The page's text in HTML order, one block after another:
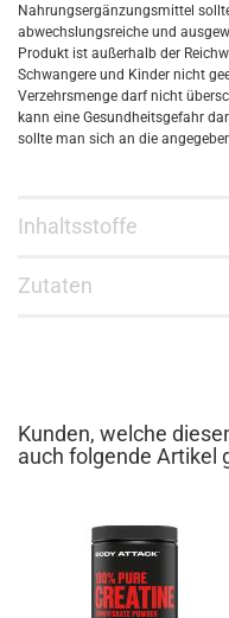
Nahrungsergänzungsmittel
abwechslungsreiche und
Produkt ist außerhalb der
Schwangere und Kinder nicht
Verzehrsmenge darf nicht
kann eine Gesundheitsgefahr
sollte man sich an die
Inhaltsstoffe
Zutaten
Kunden, welche
auch folgende Artikel